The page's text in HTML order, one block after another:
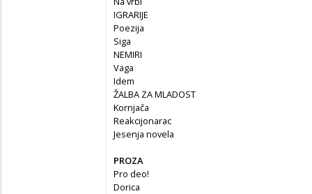
IGRARIJE
Poezija
Siga
NEMIRI
Vaga
Idem
ŽALBA ZA MLADOST
Kornjača
Reakcijonarac
Jesenja novela
PROZA
Pro deo!
Dorica